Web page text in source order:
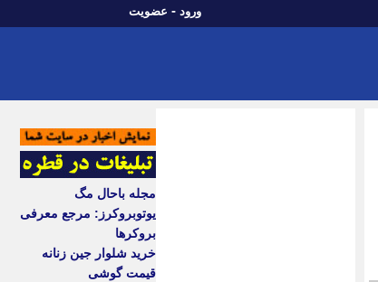
ورود - عضویت
مجله باحال مگ
یوتوبروکرز: مرجع معرفی
بروکرها
خرید شلوار جین زنانه
قیمت گوشی